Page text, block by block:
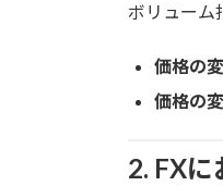
ボリューム
価格の
価格の
2. FX